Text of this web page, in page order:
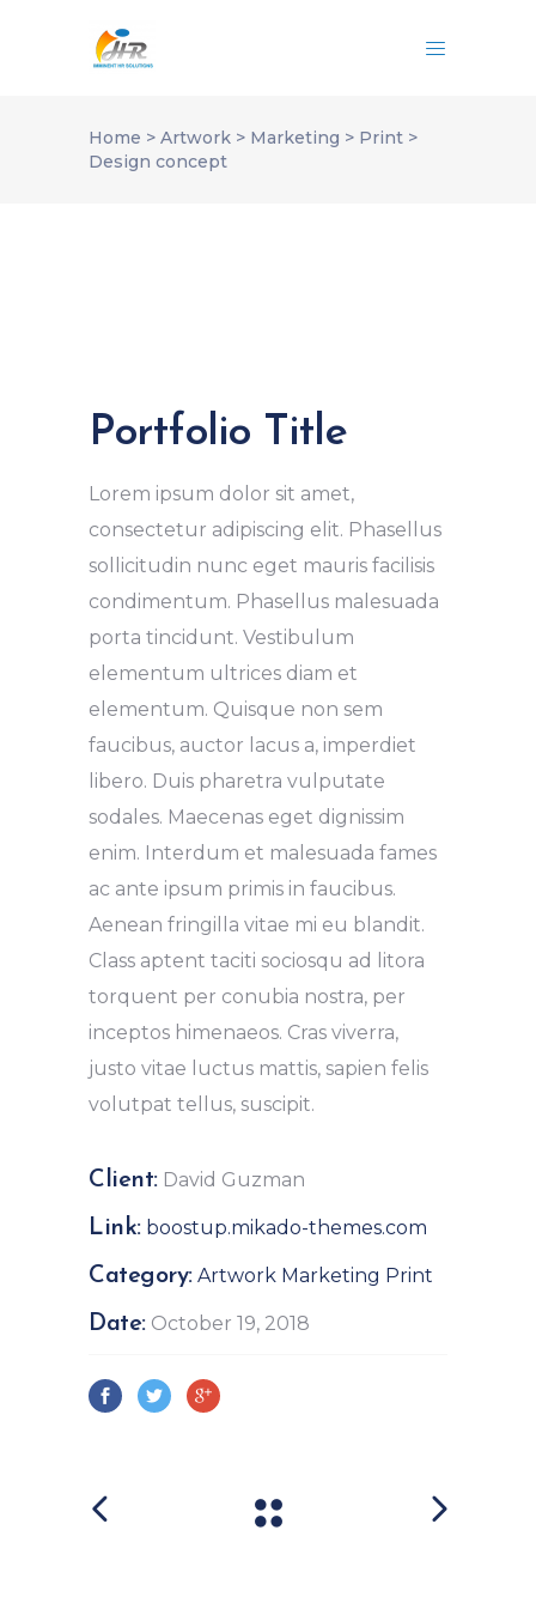
Home > Artwork > Marketing > Print >
Design concept
Portfolio Title
Lorem ipsum dolor sit amet,
consectetur adipiscing elit. Phasellus
sollicitudin nunc eget mauris facilisis
condimentum. Phasellus malesuada
porta tincidunt. Vestibulum
elementum ultrices diam et
elementum. Quisque non sem
faucibus, auctor lacus a, imperdiet
libero. Duis pharetra vulputate
sodales. Maecenas eget dignissim
enim. Interdum et malesuada fames
ac ante ipsum primis in faucibus.
Aenean fringilla vitae mi eu blandit.
Class aptent taciti sociosqu ad litora
torquent per conubia nostra, per
inceptos himenaeos. Cras viverra,
justo vitae luctus mattis, sapien felis
volutpat tellus, suscipit.
Client: David Guzman
Link: boostup.mikado-themes.com
Category: Artwork Marketing Print
Date: October 19, 2018